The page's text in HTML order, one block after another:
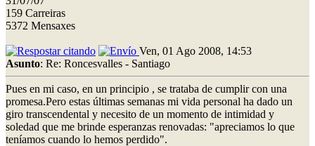
159 Carreiras
5372 Mensaxes
Ven, 01 Ago 2008, 14:53
Asunto: Re: Roncesvalles - Santiago
Pues en mi caso, en un principio , se trataba de cumplir con una
promesa.Pero estas últimas semanas mi vida personal ha dado un
giro transcendental y necesito de un momento de intimidad y
soledad que me brinde esperanzas renovadas: "apreciamos lo que
teníamos cuando lo hemos perdido".